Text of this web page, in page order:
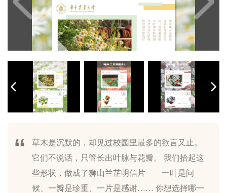
美工｜王亚晶
美工｜王亚晶
美工｜王亚晶
美工｜王亚晶
美工｜王亚晶
美工｜王亚晶
美工｜王亚晶
美工｜王亚晶
美工｜王亚晶
草木是沉默的，却见过校园里最多的欲言又止。
它们不说话，只管长出叶脉与花瓣。 我们拾起这
些形状，做成了狮山兰芷明信片——一叶是问
候、一瓣是珍重、一片是感谢…… 你想选择哪一